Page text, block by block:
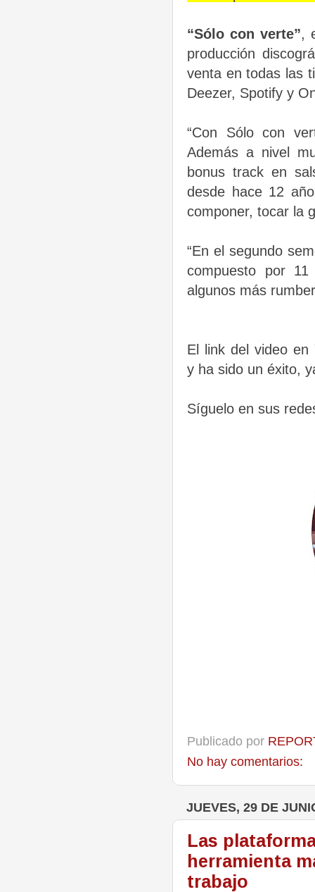
“Sólo con verte”,
producción
venta en todas las
Deezer, Spotify y
“Con Sólo con
Además a nivel
bonus track en
desde hace 12
componer, tocar la
“En el segundo
compuesto por
algunos más
El link del video
y ha sido un éxito,
Síguelo en sus
Publicado por
No hay comentarios:
JUEVES, 29 DE
Las
herramienta
trabajo